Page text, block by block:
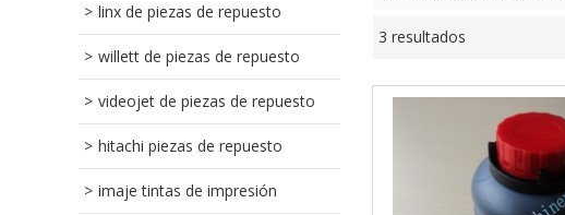
linx de piezas de repuesto
willett de piezas de repuesto
videojet de piezas de repuesto
hitachi piezas de repuesto
imaje tintas de impresión
3 resultados